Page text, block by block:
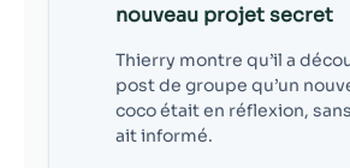
nouveau projet secret
Thierry montre qu’il a
post de groupe qu’un
coco était en réflexion, sans
ait informé.